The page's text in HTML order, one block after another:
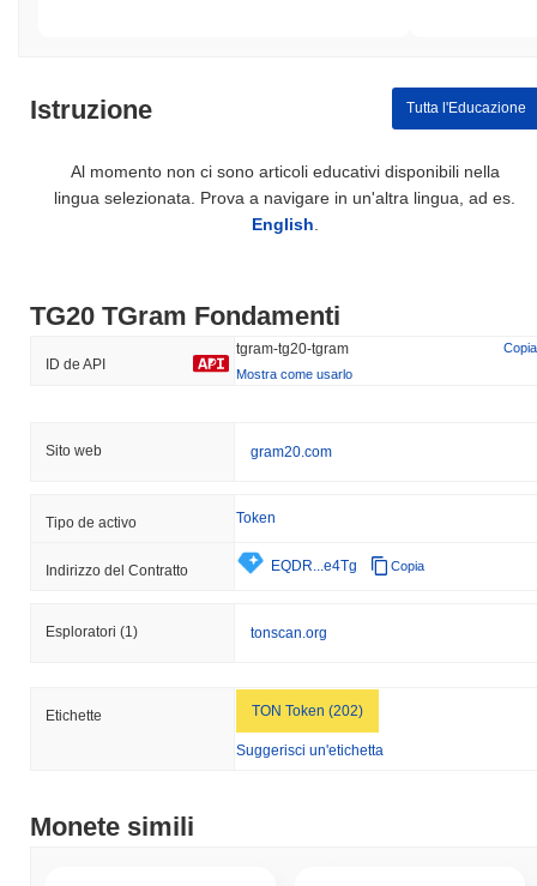
Istruzione Tutta l'Educazione
Al momento non ci sono articoli educativi disponibili nella
lingua selezionata. Prova a navigare in un'altra lingua, ad es.
English
TG20 TGram Fondamenti
ID de API
tgram-tg20-tgram
Copia
Mostra come usarlo
Sito web gram20.com
Tipo de activo Token
Indirizzo del Contratto EQDR...e4Tg Copia
Esploratori (1) tonscan.org
Etichette TON Token (202)
Suggerisci un'etichetta
Monete simili